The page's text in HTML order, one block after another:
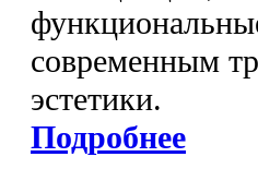
современным
эстетики.
Подробнее